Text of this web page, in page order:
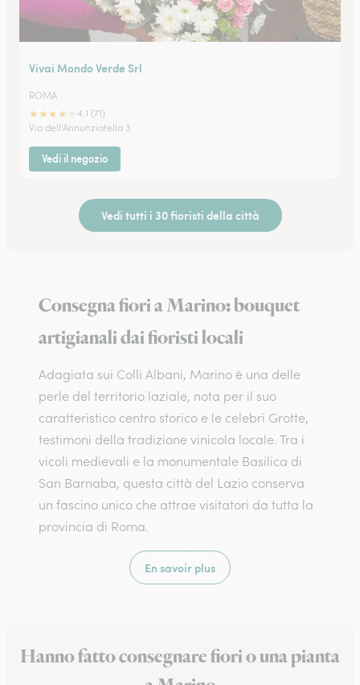
Vivai Mondo Verde Srl
ROMA
★★★★
4.1 (71)
Via dell'Annunziatella 3
Vedi il negozio
Vedi tutti i 30 fioristi della città
Consegna fiori a Marino: bouquet
artigianali dai fioristi locali
Adagiata sui Colli Albani, Marino è una delle
perle del territorio laziale, nota per il suo
caratteristico centro storico e le celebri Grotte,
testimoni della tradizione vinicola locale. Tra i
vicoli medievali e la monumentale Basilica di
San Barnaba, questa città del Lazio conserva
un fascino unico che attrae visitatori da tutta la
provincia di Roma.
En savoir plus
Hanno fatto consegnare fiori o una pianta